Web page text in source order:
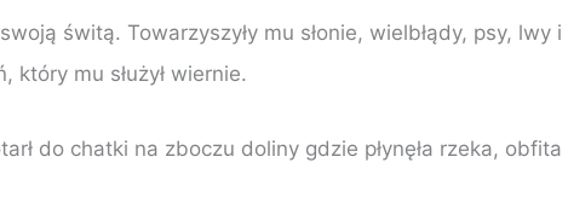
świtą. Towarzyszyły mu słonie, wielbłądy, psy, lwy i
który mu służył wiernie.
do chatki na zboczu doliny gdzie płynęła rzeka,